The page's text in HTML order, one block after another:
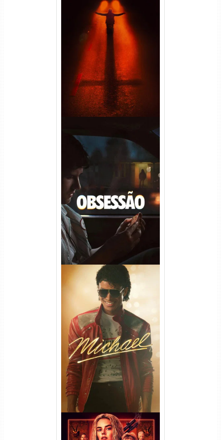
Passageiro do Mal Torrent
(2026) WEB-DL 1080p Dual
Áudio
Obsessão Torrent (2026)
WEB-DL 1080p/4K Dual
Áudio
Michael Torrent (2026) WEB-
DL 1080p/4K Dual Áudio